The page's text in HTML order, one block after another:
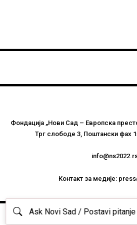
Фондација „Нови Сад – Европска
Трг слободе 3, Поштански фах
Контакт за медије: